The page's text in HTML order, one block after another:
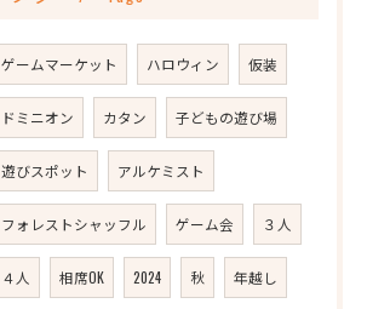
ゲームマーケット ハロウィン 仮装
ドミニオン カタン 子どもの遊び場
遊びスポット アルケミスト
フォレストシャッフル ゲーム会 ３人
４人 相席OK 2024 秋 年越し